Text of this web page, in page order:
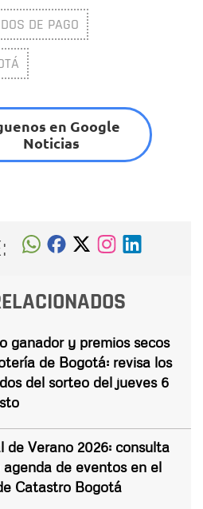
DE PAGO
en Google
Noticias
ganador y premios secos
de Bogotá: revisa los
del sorteo del jueves 6
de Verano 2026: consulta
de eventos en el
Catastro Bogotá